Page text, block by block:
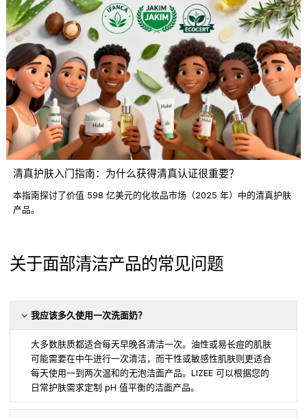
清真护肤入门指南：为什么获得清真认证很重要？
本指南探讨了价值 598 亿美元的化妆品市场（2025 年）中的清真护肤
产品。
关于面部清洁产品的常见问题
我应该多久使用一次洗面奶？
大多数肤质都适合每天早晚各清洁一次。油性或易长痘的肌肤
可能需要在中午进行一次清洁，而干性或敏感性肌肤则更适合
每天使用一到两次温和的无泡洁面产品。LIZEE 可以根据您的
日常护肤需求定制 pH 值平衡的洁面产品。